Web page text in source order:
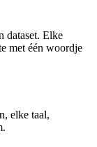
dataset. Elke
met één woordje
elke taal,